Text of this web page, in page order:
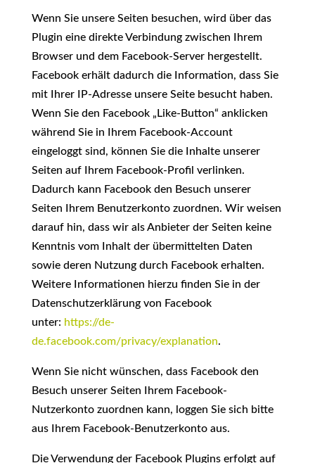
Wenn Sie unsere Seiten besuchen, wird über das
Plugin eine direkte Verbindung zwischen Ihrem
Browser und dem Facebook-Server hergestellt.
Facebook erhält dadurch die Information, dass Sie
mit Ihrer IP-Adresse unsere Seite besucht haben.
Wenn Sie den Facebook „Like-Button“ anklicken
während Sie in Ihrem Facebook-Account
eingeloggt sind, können Sie die Inhalte unserer
Seiten auf Ihrem Facebook-Profil verlinken.
Dadurch kann Facebook den Besuch unserer
Seiten Ihrem Benutzerkonto zuordnen. Wir weisen
darauf hin, dass wir als Anbieter der Seiten keine
Kenntnis vom Inhalt der übermittelten Daten
sowie deren Nutzung durch Facebook erhalten.
Weitere Informationen hierzu finden Sie in der
Datenschutzerklärung von Facebook
unter: https://de-
de.facebook.com/privacy/explanation.
Wenn Sie nicht wünschen, dass Facebook den
Besuch unserer Seiten Ihrem Facebook-
Nutzerkonto zuordnen kann, loggen Sie sich bitte
aus Ihrem Facebook-Benutzerkonto aus.
Die Verwendung der Facebook Plugins erfolgt auf